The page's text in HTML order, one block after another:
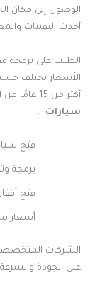
أحدث التقنيات
الأسعار تختلف حسب
أكثر من 15 عامًا من الخبرة في تقديم خدمات عالية الجودة
سيارات .
فتح
برمجة
فتح
أسعار تنافسية
الشركات المتخصصة
على الجودة